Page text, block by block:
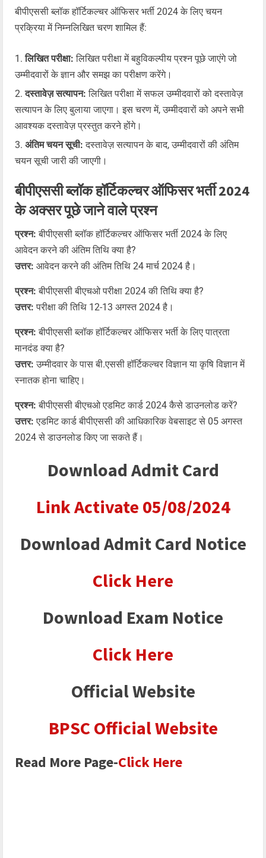
बीपीएससी ब्लॉक हॉर्टिकल्चर ऑफिसर भर्ती 2024 के लिए चयन
प्रक्रिया में निम्नलिखित चरण शामिल हैं:
लिखित परीक्षा: लिखित परीक्षा में बहुविकल्पीय प्रश्न पूछे जाएंगे जो
उम्मीदवारों के ज्ञान और समझ का परीक्षण करेंगे।
दस्तावेज़ सत्यापन: लिखित परीक्षा में सफल उम्मीदवारों को दस्तावेज़
सत्यापन के लिए बुलाया जाएगा। इस चरण में, उम्मीदवारों को अपने सभी
आवश्यक दस्तावेज़ प्रस्तुत करने होंगे।
अंतिम चयन सूची: दस्तावेज़ सत्यापन के बाद, उम्मीदवारों की अंतिम
चयन सूची जारी की जाएगी।
बीपीएससी ब्लॉक हॉर्टिकल्चर ऑफिसर भर्ती 2024
के अक्सर पूछे जाने वाले प्रश्न
प्रश्न: बीपीएससी ब्लॉक हॉर्टिकल्चर ऑफिसर भर्ती 2024 के लिए
आवेदन करने की अंतिम तिथि क्या है?
उत्तर: आवेदन करने की अंतिम तिथि 24 मार्च 2024 है।
प्रश्न: बीपीएससी बीएचओ परीक्षा 2024 की तिथि क्या है?
उत्तर: परीक्षा की तिथि 12-13 अगस्त 2024 है।
प्रश्न: बीपीएससी ब्लॉक हॉर्टिकल्चर ऑफिसर भर्ती के लिए पात्रता
मानदंड क्या है?
उत्तर: उम्मीदवार के पास बी.एससी हॉर्टिकल्चर विज्ञान या कृषि विज्ञान में
स्नातक होना चाहिए।
प्रश्न: बीपीएससी बीएचओ एडमिट कार्ड 2024 कैसे डाउनलोड करें?
उत्तर: एडमिट कार्ड बीपीएससी की आधिकारिक वेबसाइट से 05 अगस्त
2024 से डाउनलोड किए जा सकते हैं।
Download Admit Card
Link Activate 05/08/2024
Download Admit Card Notice
Click Here
Download Exam Notice
Click Here
Official Website
BPSC Official Website
Read More Page-Click Here